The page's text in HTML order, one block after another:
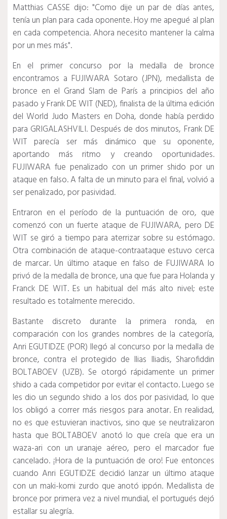
Matthias CASSE dijo: "Como dije un par de días antes,
tenía un plan para cada oponente. Hoy me apegué al plan
en cada competencia. Ahora necesito mantener la calma
por un mes más".
En el primer concurso por la medalla de bronce
encontramos a FUJIWARA Sotaro (JPN), medallista de
bronce en el Grand Slam de París a principios del año
pasado y Frank DE WIT (NED), finalista de la última edición
del World Judo Masters en Doha, donde había perdido
para GRIGALASHVILI. Después de dos minutos, Frank DE
WIT parecía ser más dinámico que su oponente,
aportando más ritmo y creando oportunidades.
FUJIWARA fue penalizado con un primer shido por un
ataque en falso.A falta de un minuto para el final, volvió a
ser penalizado, por pasividad.
Entraron en el período de la puntuación de oro, que
comenzó con un fuerte ataque de FUJIWARA, pero DE
WIT se giró a tiempo para aterrizar sobre su estómago.
Otra combinación de ataque-contraataque estuvo cerca
de marcar. Un último ataque en falso de FUJIWARA lo
privó de la medalla de bronce, una que fue para Holanda y
Franck DE WIT. Es un habitual del más alto nivel; este
resultado es totalmente merecido.
Bastante discreto durante la primera ronda, en
comparación con los grandes nombres de la categoría,
Anri EGUTIDZE (POR) llegó al concurso por la medalla de
bronce, contra el protegido de Ilias Iliadis, Sharofiddin
BOLTABOEV (UZB). Se otorgó rápidamente un primer
shido a cada competidor por evitar el contacto.Luego se
les dio un segundo shido a los dos por pasividad, lo que
los obligó a correr más riesgos para anotar. En realidad,
no es que estuvieran inactivos, sino que se neutralizaron
hasta que BOLTABOEV anotó lo que creía que era un
waza-ari con un uranaje aéreo, pero el marcador fue
cancelado. ¡Hora de la puntuación de oro! Fue entonces
cuando Anri EGUTIDZE decidió lanzar un último ataque
con un maki-komi zurdo que anotó ippón. Medallista de
bronce por primera vez a nivel mundial, el portugués dejó
estallar su alegría.